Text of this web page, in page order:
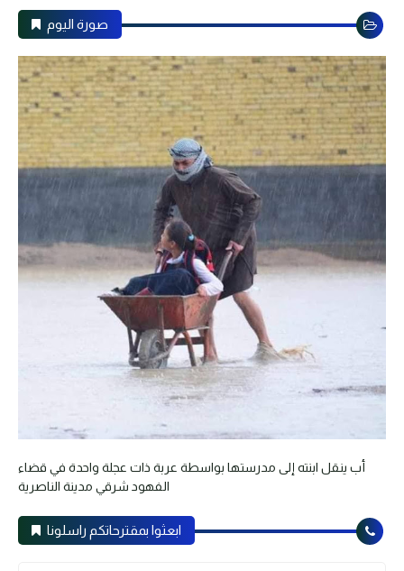
صورة اليوم
أب ينقل ابنته إلى مدرستها بواسطة عربة ذات عجلة واحدة في قضاء
الفهود شرقي مدينة الناصرية
ابعثوا بمقترحاتكم راسلونا